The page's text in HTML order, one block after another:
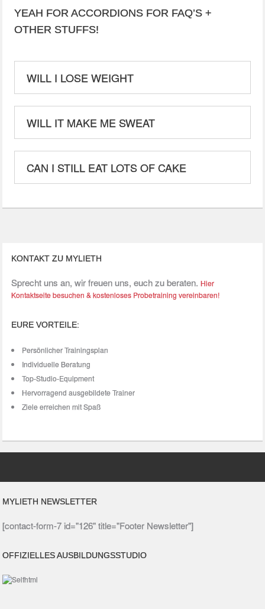
YEAH FOR ACCORDIONS FOR FAQ’S +
OTHER STUFFS!
WILL I LOSE WEIGHT
WILL IT MAKE ME SWEAT
CAN I STILL EAT LOTS OF CAKE
KONTAKT ZU MYLIETH
Sprecht uns an, wir freuen uns, euch zu beraten.Hier
Kontaktseite besuchen & kostenloses Probetraining vereinbaren!
EURE VORTEILE:
Persönlicher Trainingsplan
Individuelle Beratung
Top-Studio-Equipment
Hervorragend ausgebildete Trainer
Ziele erreichen mit Spaß
MYLIETH NEWSLETTER
[contact-form-7 id="126" title="Footer Newsletter"]
OFFIZIELLES AUSBILDUNGSSTUDIO